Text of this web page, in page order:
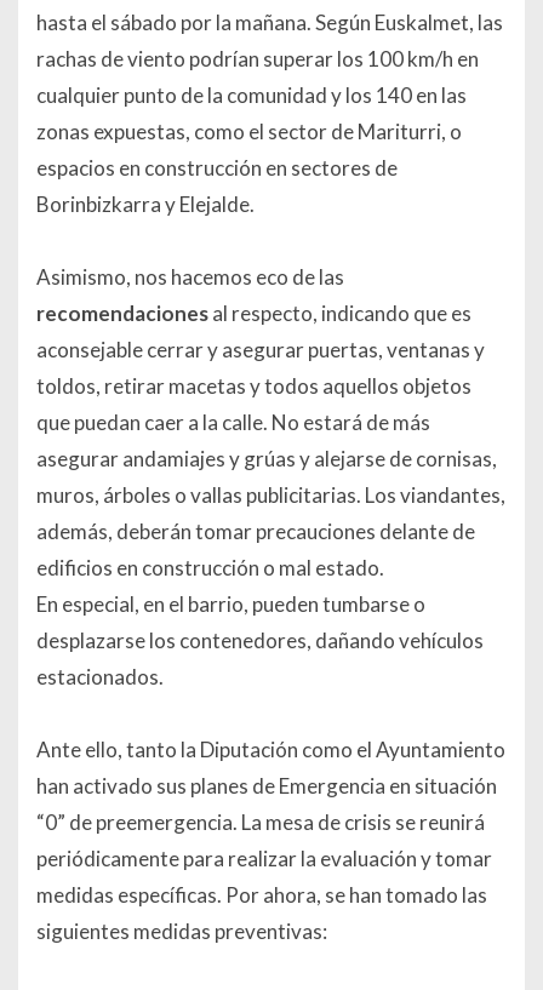
hasta el sábado por la mañana. Según Euskalmet, las
rachas de viento podrían superar los 100 km/h en
cualquier punto de la comunidad y los 140 en las
zonas expuestas, como el sector de Mariturri, o
espacios en construcción en sectores de
Borinbizkarra y Elejalde.
Asimismo, nos hacemos eco de las
recomendacionesal respecto, indicando que es
aconsejable cerrar y asegurar puertas, ventanas y
toldos, retirar macetas y todos aquellos objetos
que puedan caer a la calle. No estará de más
asegurar andamiajes y grúas y alejarse de cornisas,
muros, árboles o vallas publicitarias. Los viandantes,
además, deberán tomar precauciones delante de
edificios en construcción o mal estado.
En especial, en el barrio, pueden tumbarse o
desplazarse los contenedores, dañando vehículos
estacionados.
Ante ello, tanto la Diputación como el Ayuntamiento
han activado sus planes de Emergencia en situación
“0” de preemergencia. La mesa de crisis se reunirá
periódicamente para realizar la evaluación y tomar
medidas específicas. Por ahora, se han tomado las
siguientes medidas preventivas: